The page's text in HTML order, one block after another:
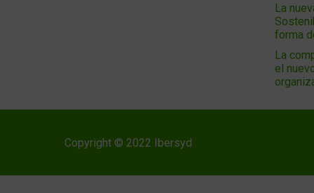
La
forma
La
el
Copyright © 2022 Ibersyd